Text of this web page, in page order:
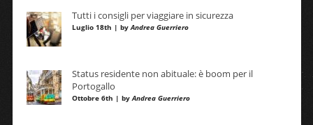
Tutti i consigli per viaggiare in sicurezza
Luglio 18th | byAndrea Guerriero
Status residente non abituale: è boom per il
Portogallo
Ottobre 6th | byAndrea Guerriero